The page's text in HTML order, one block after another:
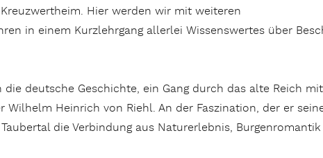
Hier werden wir mit weiteren
in einem Kurzlehrgang allerlei Wissenswertes über
die deutsche Geschichte, ein Gang durch das alte Reich
Wilhelm Heinrich von Riehl. An der Faszination, der er
die Verbindung aus Naturerlebnis,